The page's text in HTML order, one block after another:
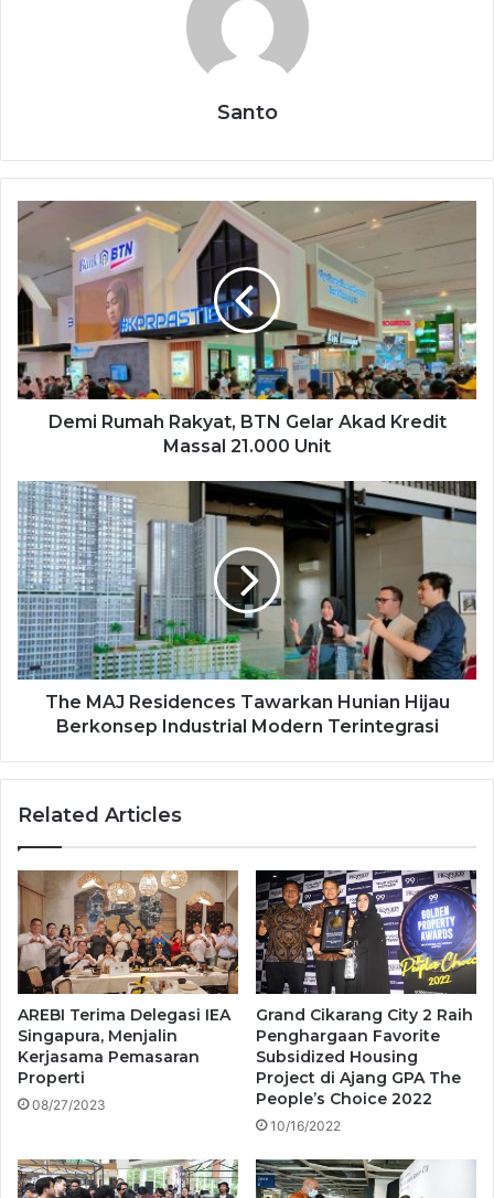
Santo
Demi Rumah Rakyat, BTN Gelar Akad Kredit
Massal 21.000 Unit
The MAJ Residences Tawarkan Hunian Hijau
Berkonsep Industrial Modern Terintegrasi
Related Articles
AREBI Terima Delegasi IEA
Singapura, Menjalin
Kerjasama Pemasaran
Properti
08/27/2023
Grand Cikarang City 2 Raih
Penghargaan Favorite
Subsidized Housing
Project di Ajang GPA The
People’s Choice 2022
10/16/2022